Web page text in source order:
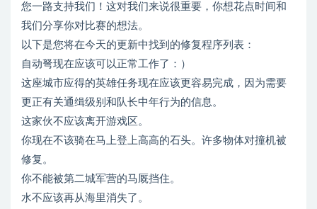
您一路支持我们！这对我们来说很重要，你想花点时间和
我们分享你对比赛的想法。
以下是您将在今天的更新中找到的修复程序列表：
自动弩现在应该可以正常工作了：）
这座城市应得的英雄任务现在应该更容易完成，因为需要
更正有关通缉级别和队长中年行为的信息。
这家伙不应该离开游戏区。
你现在不该骑在马上登上高高的石头。许多物体对撞机被
修复。
你不能被第二城军营的马厩挡住。
水不应该再从海里消失了。